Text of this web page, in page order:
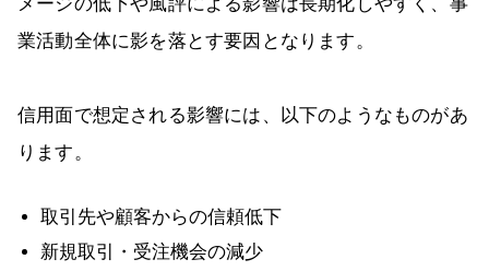
業活動全体に影を落とす要因となります。
信用面で想定される影響には、以下のようなものがあ
ります。
取引先や顧客からの信頼低下
新規取引・受注機会の減少